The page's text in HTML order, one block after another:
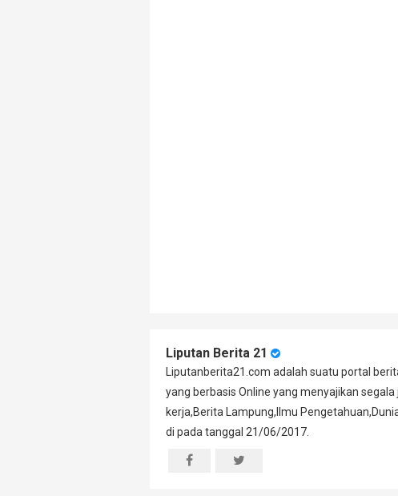
Liputan Berita 21
Liputanberita21.com adalah suatu portal
yang berbasis Online yang menyajikan
kerja,Berita Lampung,Ilmu
di pada tanggal 21/06/2017.